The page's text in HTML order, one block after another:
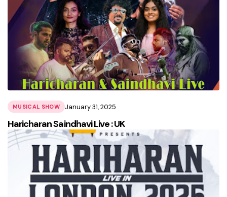
MUSICAL SHOW January 31, 2025
Haricharan Saindhavi Live : UK